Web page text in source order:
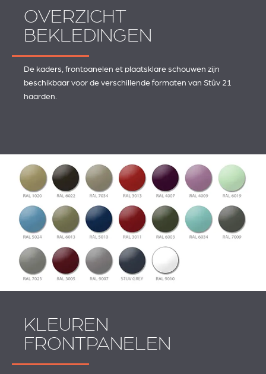
OVERZICHT
BEKLEDINGEN
De kaders, frontpanelen et plaatsklare schouwen zijn
beschikbaar voor de verschillende formaten van Stûv 21
haarden.
KLEUREN
FRONTPANELEN